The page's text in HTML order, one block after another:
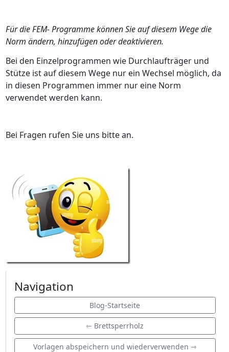
Für die FEM- Programme können Sie auf diesem Wege die
Norm ändern, hinzufügen oder deaktivieren.
Bei den Einzelprogrammen wie Durchlaufträger und
Stütze ist auf diesem Wege nur ein Wechsel möglich, da
in diesen Programmen immer nur eine Norm
verwendet werden kann.
Bei Fragen rufen Sie uns bitte an.
Navigation
Blog-Startseite
⇽ Brettsperrholz
Vorlagen abspeichern und wiederverwenden ⇾